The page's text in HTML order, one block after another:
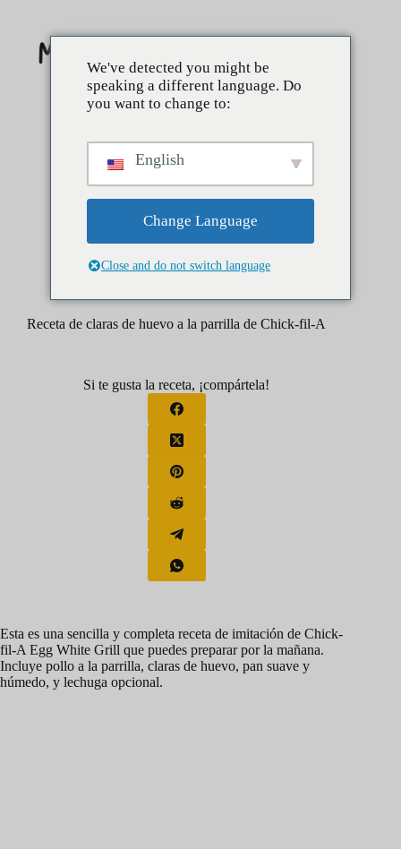
contenido
Receta de claras de huevo a la parrilla de Chick-fil-A
Si te gusta la receta, ¡compártela!
Esta es una sencilla y completa receta de imitación de Chick-
fil-A Egg White Grill que puedes preparar por la mañana.
Incluye pollo a la parrilla, claras de huevo, pan suave y
húmedo, y lechuga opcional.
We've detected you might be
speaking a different language. Do
you want to change to:
English
Change Language
Close and do not switch language